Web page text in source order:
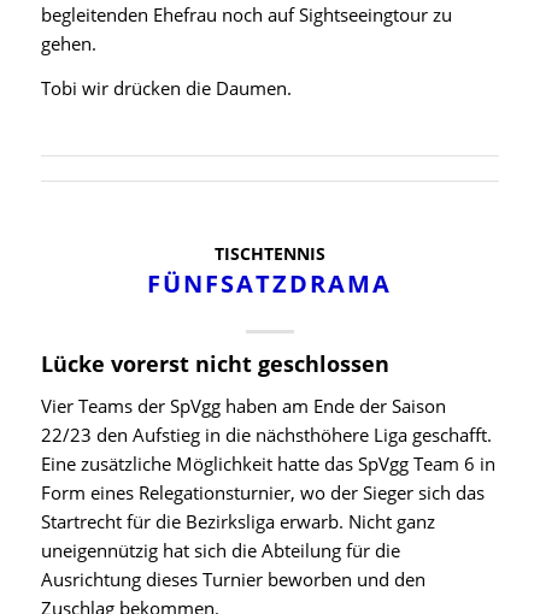
begleitenden Ehefrau noch auf Sightseeingtour zu
gehen.
Tobi wir drücken die Daumen.
TISCHTENNIS
FÜNFSATZDRAMA
Lücke vorerst nicht geschlossen
Vier Teams der SpVgg haben am Ende der Saison
22/23 den Aufstieg in die nächsthöhere Liga geschafft.
Eine zusätzliche Möglichkeit hatte das SpVgg Team 6 in
Form eines Relegationsturnier, wo der Sieger sich das
Startrecht für die Bezirksliga erwarb. Nicht ganz
uneigennützig hat sich die Abteilung für die
Ausrichtung dieses Turnier beworben und den
Zuschlag bekommen.